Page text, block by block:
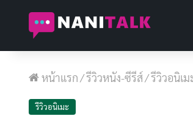
หน้าแรก/รีวิวหนัง-ซีรีส์/รีวิวอนิเม
รีวิวอนิเมะ